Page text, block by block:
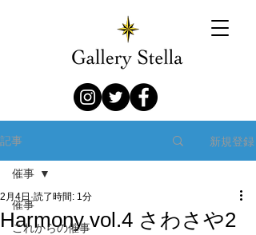
記事 新規登録
催事
これからの催事
催事
Harmony vol.4 さわさや2
2月4日 読了時間: 1分